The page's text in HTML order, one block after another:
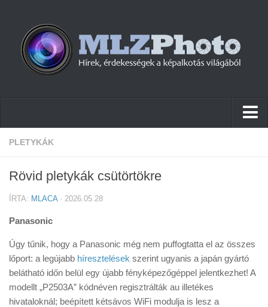
Hírek
Cikkek
Firmware
Tudástár
Tanácsok
Érdekességek
PLETYKÁK
Rövid pletykák csütörtökre
ÍRTA: MLACA· 2026.05.28
Panasonic
Úgy tűnik, hogy a Panasonic még nem puffogtatta el az összes
lőport: a legújabb híresztelések szerint ugyanis a japán gyártó
belátható időn belül egy újabb fényképezőgéppel jelentkezhet! A
modellt „P2503A” kódnéven regisztrálták au illetékes
hivataloknál; beépített kétsávos WiFi modulja is lesz a